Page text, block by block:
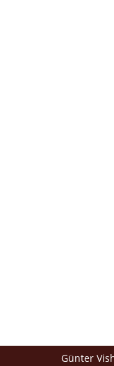
Günter